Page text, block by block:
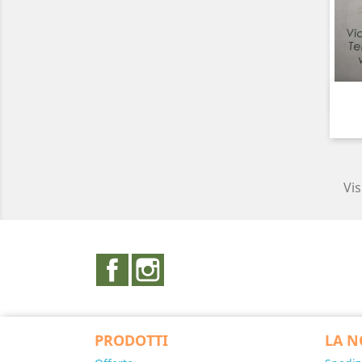
Facebook
PRODOTTI LA